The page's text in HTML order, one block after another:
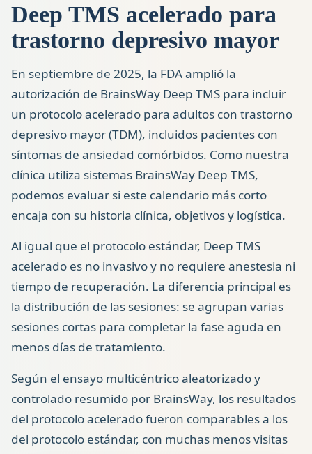
Deep TMS acelerado para
trastorno depresivo mayor
En septiembre de 2025, la FDA amplió la
autorización de BrainsWay Deep TMS para incluir
un protocolo acelerado para adultos con trastorno
depresivo mayor (TDM), incluidos pacientes con
síntomas de ansiedad comórbidos. Como nuestra
clínica utiliza sistemas BrainsWay Deep TMS,
podemos evaluar si este calendario más corto
encaja con su historia clínica, objetivos y logística.
Al igual que el protocolo estándar, Deep TMS
acelerado es no invasivo y no requiere anestesia ni
tiempo de recuperación. La diferencia principal es
la distribución de las sesiones: se agrupan varias
sesiones cortas para completar la fase aguda en
menos días de tratamiento.
Según el ensayo multicéntrico aleatorizado y
controlado resumido por BrainsWay, los resultados
del protocolo acelerado fueron comparables a los
del protocolo estándar, con muchas menos visitas